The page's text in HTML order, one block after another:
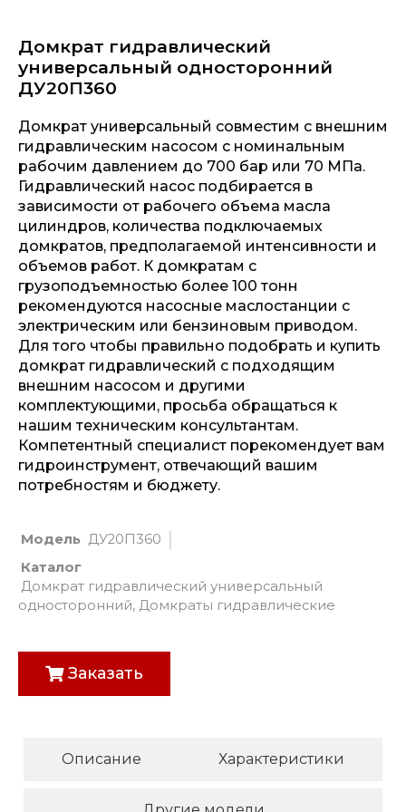
Домкрат гидравлический
универсальный односторонний
ДУ20П360
Домкрат универсальный совместим с внешним
гидравлическим насосом с номинальным
рабочим давлением до 700 бар или 70 МПа.
Гидравлический насос подбирается в
зависимости от рабочего объема масла
цилиндров, количества подключаемых
домкратов, предполагаемой интенсивности и
объемов работ. К домкратам с
грузоподъемностью более 100 тонн
рекомендуются насосные маслостанции с
электрическим или бензиновым приводом.
Для того чтобы правильно подобрать и купить
домкрат гидравлический с подходящим
внешним насосом и другими
комплектующими, просьба обращаться к
нашим техническим консультантам.
Компетентный специалист порекомендует вам
гидроинструмент, отвечающий вашим
потребностям и бюджету.
Модель ДУ20П360
Каталог
Домкрат гидравлический универсальный
односторонний, Домкраты гидравлические
Заказать
Описание Характеристики